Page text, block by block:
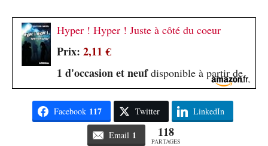
Hyper ! Hyper ! Juste à côté du coeur
Prix: 2,11 €
1 d'occasion et neufdisponible à partir de
Facebook 117 Twitter LinkedIn
Email 1 118
PARTAGES